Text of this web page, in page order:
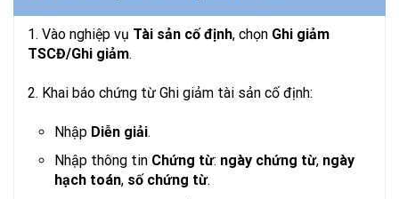
1. Vào nghiệp vụ Tài sản cố định, chọn Ghi giảm
TSCĐ/Ghi giảm.
2. Khai báo chứng từ Ghi giảm tài sản cố định:
Nhập Diễn giải.
Nhập thông tin Chứng từ: ngày chứng từ, ngày
hạch toán, số chứng từ.